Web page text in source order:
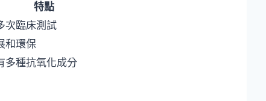
特點
次臨床測試
和環保
多種抗氧化成分